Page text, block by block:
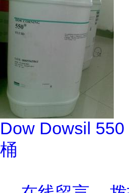
Dow Dowsil
桶